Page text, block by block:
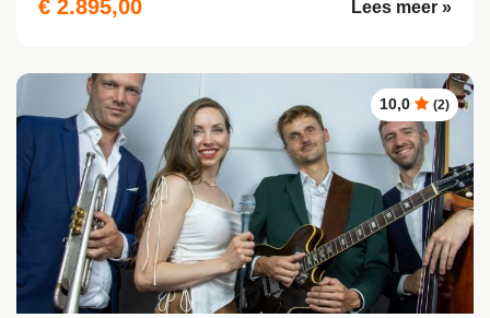
€ 2.895,00 Lees meer »
10,0 (2)